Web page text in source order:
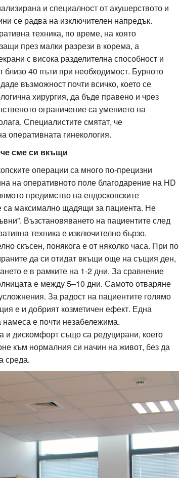
и специалност от акушерството и
се радва на изключителен напредък.
техника, по време, на която
през малки разрези в корема, а
с висока разделителна способност и
близо 40 пъти при необходимост. Бурното
възможност почти всичко, което се
хирургия, да бъде правено и чрез
ограничение са умението на
Специалистите смятат, че
оперативната гинекология.
сме си вкъщи
операции са много по-прецизни
на оперативното поле благодарение на HD
предимство на ендоскопските
са максимално щадящи за пациента. Не
Възстановяването на пациентите след
техника е изключително бързо.
скъсен, понякога е от няколко часа. При по
да си отидат вкъщи още на същия ден,
е в рамките на 1-2 дни. За сравнение
е между 5–10 дни. Самото отваряне
За радост на пациентите голямо
е и добрият козметичен ефект. Една
намеса е почти незабележима.
и дискомфорт също са редуцирани, което
към нормалния си начин на живот, без да
среда.